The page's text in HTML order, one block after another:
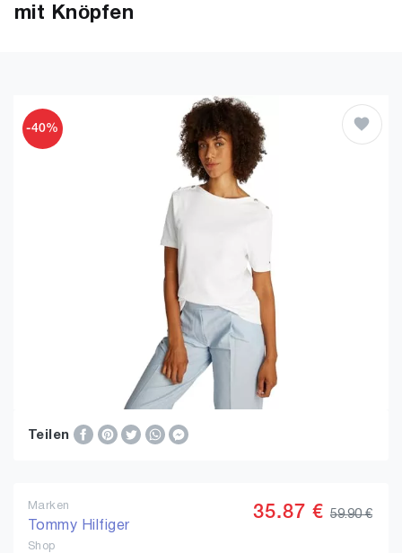
mit Knöpfen
-40%
Teilen
Marken
Tommy Hilfiger
Shop
35.87 € 59.90 €